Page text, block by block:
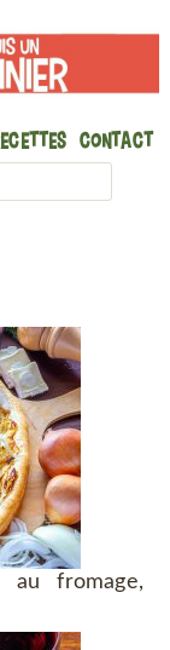
Contact
fromage,